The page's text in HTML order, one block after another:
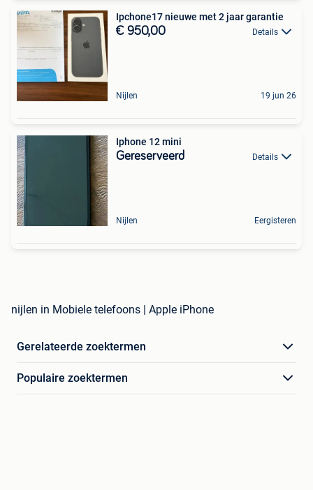
Ipchone17 nieuwe met 2 jaar garantie
€ 950,00 Details
Nijlen 19 jun 26
Iphone 12 mini
Gereserveerd Details
Nijlen Eergisteren
nijlen in Mobiele telefoons | Apple iPhone
Gerelateerde zoektermen
Populaire zoektermen